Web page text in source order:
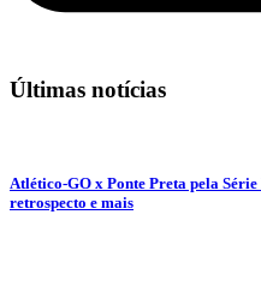
Últimas notícias
Atlético-GO x Ponte Preta pela
retrospecto e mais